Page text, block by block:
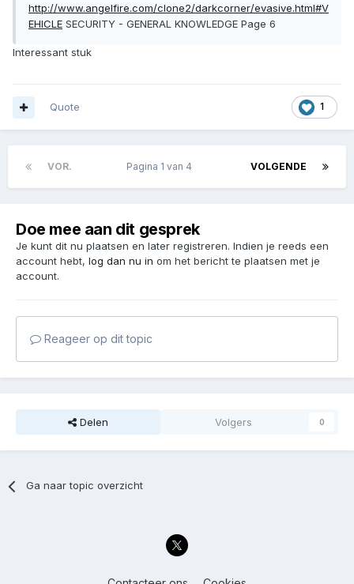
http://www.angelfire.com/clone2/darkcorner/evasive.html#V
EHICLE SECURITY - GENERAL KNOWLEDGE Page 6
Interessant stuk
1
Quote
VOR. VOLGENDE
Pagina 1 van 4
Doe mee aan dit gesprek
Je kunt dit nu plaatsen en later registreren. Indien je reeds een
account hebt, log dan nu in om het bericht te plaatsen met je
account.
Reageer op dit topic
Delen Volgers 0
Ga naar topic overzicht